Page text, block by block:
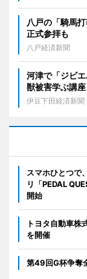
八戸の「騎馬
正式参拝も
八戸経済新聞
河津で「ジビ
獣被害学ぶ講座
伊豆下田経済新聞
スマホひとつで
リ「PEDAL
開始
トヨタ自動車株
を開催
第49回G杯争奪